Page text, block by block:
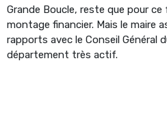
Grande Boucle, reste que pour
montage financier. Mais le maire
rapports avec le Conseil Général
département très actif.